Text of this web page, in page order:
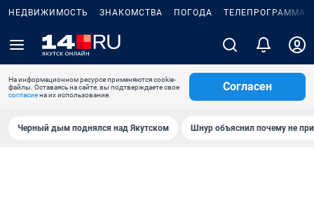
НЕДВИЖИМОСТЬ ЗНАКОМСТВА ПОГОДА ТЕЛЕПРОГРАММА
На информационном ресурсе применяются cookie-
файлы. Оставаясь на сайте, вы подтверждаете свое
согласиена их использование.
Согласен
Черный дым поднялся над Якутском Шнур объяснил почему не